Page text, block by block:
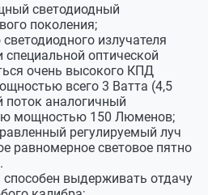
светодиодный
поколения;
излучателя
специальной оптической
очень высокого КПД
всего 3 Ватта (4,5
поток аналогичный
мощностью 150 Люменов;
регулируемый луч
равномерное световое пятно
выдерживать отдачу